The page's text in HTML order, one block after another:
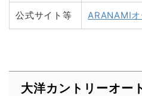
公式サイト等 ARANAMI
大洋カントリーオー